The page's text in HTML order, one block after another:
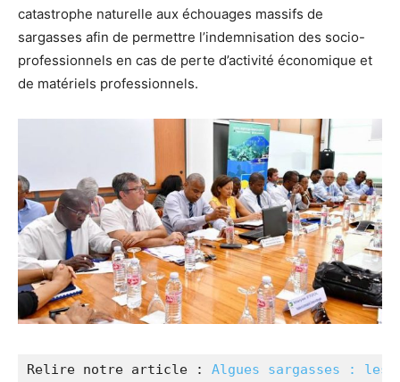
catastrophe naturelle aux échouages massifs de
sargasses afin de permettre l’indemnisation des socio-
professionnels en cas de perte d’activité économique et
de matériels professionnels.
Relire notre article : Algues sargasses : les